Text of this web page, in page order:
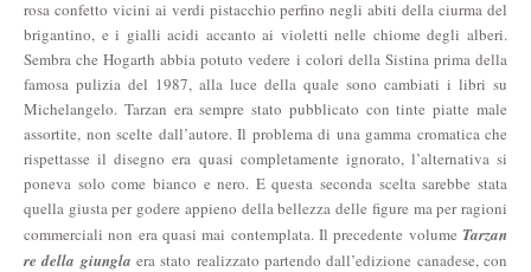
rosa confetto vicini ai verdi pistacchio perfino negli abiti della ciurma del
brigantino, e i gialli acidi accanto ai violetti nelle chiome degli alberi.
Sembra che Hogarth abbia potuto vedere i colori della Sistina prima della
famosa pulizia del 1987, alla luce della quale sono cambiati i libri su
Michelangelo. Tarzan era sempre stato pubblicato con tinte piatte male
assortite, non scelte dall’autore. Il problema di una gamma cromatica che
rispettasse il disegno era quasi completamente ignorato, l’alternativa si
poneva solo come bianco e nero. E questa seconda scelta sarebbe stata
quella giusta per godere appieno della bellezza delle figure ma per ragioni
commerciali non era quasi mai contemplata. Il precedente volume Tarzan
re della giungla era stato realizzato partendo dall’edizione canadese, con